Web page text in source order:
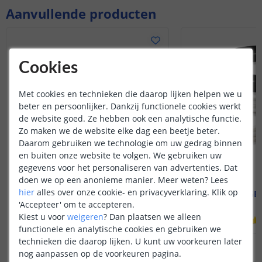
Aanvullende producten
1M - compleet profiel
Inbouw - smal en laag
(19 reviews)
12 ,95
2,5 meter
Cookies
Met cookies en technieken die daarop lijken helpen we u
beter en persoonlijker. Dankzij functionele cookies werkt
de website goed. Ze hebben ook een analytische functie.
Zo maken we de website elke dag een beetje beter.
Daarom gebruiken we technologie om uw gedrag binnen
en buiten onze website te volgen. We gebruiken uw
gegevens voor het personaliseren van advertenties. Dat
doen we op een anonieme manier. Meer weten? Lees
hier alles over onze cookie- en privacyverklaring. Klik op
'Accepteer' om te accepteren.
Kiest u voor weigeren? Dan plaatsen we alleen
functionele en analytische cookies en gebruiken we
technieken die daarop lijken. U kunt uw voorkeuren later
nog aanpassen op de voorkeuren pagina.